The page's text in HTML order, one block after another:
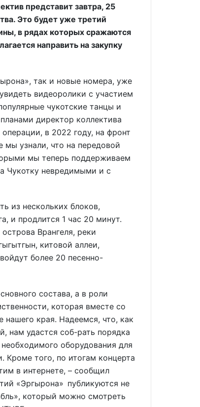
представит завтра, 25
Это будет уже третий
в рядах которых сражаются
направить на закупку
так и новые номера, уже
видеоролики с участием
чукотские танцы и
директор коллектива
в 2022 году, на фронт
узнали, что на передовой
мы теперь поддерживаем
Чукотку невредимыми и с
из нескольких блоков,
и продлится 1 час 20 минут.
Врангеля, реки
китовой аллеи,
более 20 песенно-
состава, а в роли
которая вместе со
края. Надеемся, что, как
нам удастся соб-рать порядка
оборудования для
Кроме того, по итогам концерта
в интернете, – сообщил
«Эргырона» публикуются не
который можно смотреть